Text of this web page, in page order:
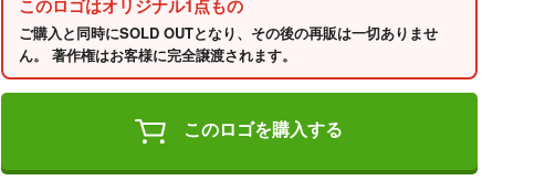
このロゴはオリジナル1点もの
ご購入と同時にSOLD OUTとなり、その後の再販は一切ありませ
ん。 著作権はお客様に完全譲渡されます。
このロゴを購入する